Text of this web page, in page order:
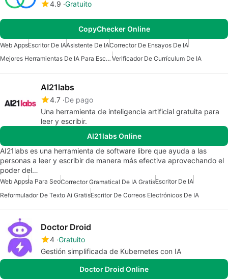
4.9 Gratuito
CopyChecker Online
Web AppsEscritor De IAAsistente De IACorrector De Ensayos De IA
Mejores Herramientas De IA Para Escritores Verificador De Currículum De IA
AI21labs
4.7 De pago
Una herramienta de inteligencia artificial gratuita para
leer y escribir.
AI21labs Online
AI21labs es una herramienta de software libre que ayuda a las
personas a leer y escribir de manera más efectiva aprovechando el
poder del…
Web AppsIa Para SeoCorrector Gramatical De IA GratisEscritor De IA
Reformulador De Texto Ai GratisEscritor De Correos Electrónicos De IA
Doctor Droid
4 Gratuito
Gestión simplificada de Kubernetes con IA
Doctor Droid Online